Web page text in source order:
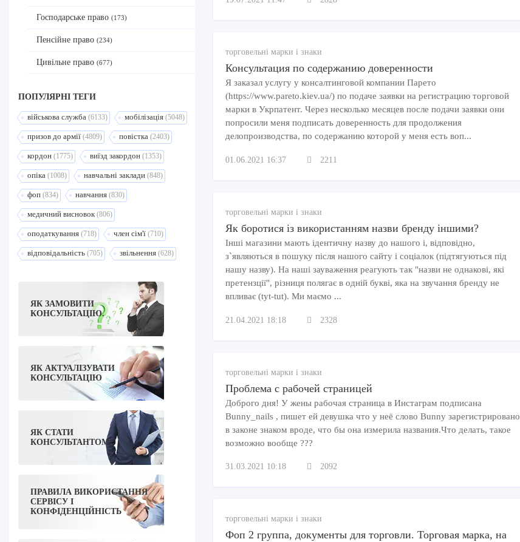
Господарське право (173)
Пенсійне право (234)
Цивільне право (677)
ПОПУЛЯРНI ТЕГИ
військова служба (6133) мобілізація (5048)
призов до армії (4809) повістка (2403)
кордон (1775) виїзд закордон (1353)
опіка (1008) навчальні заклади (848)
фоп (834) навчання (830)
медичний висновок(806)
оподаткування (718) член сім'ї (710)
відповідальність (705) звільнення (628)
ЯК ЗАМОВИТИ
КОНСУЛЬТАЦІЮ.
ЯК АКТУАЛІЗУВАТИ
КОНСУЛЬТАЦІЮ
ЯК СТАТИ
КОНСУЛЬТАНТОМ
ПРАВИЛА ВИКОРИСТАННЯ
СЕРВІСУ І
КОНФІДЕНЦІЙНІСТЬ
торговельні марки і знаки
Консультация по содержанию доверенности
Я заказал услугу у консалтинговой компании Парето
(https://www.pareto.kiev.ua/) по подаче заявки на регистрацию торговой
марки в Укрпатент. Через несколько месяцев после подачи заявки они
попросили меня подписать доверенность для продолжения
делопроизводства, по содержанию которой у меня есть воп...
01.06.2021 16:37 2211
торговельні марки і знаки
Як боротися із використанням назви бренду іншими?
Інші магазини мають ідентичну назву до нашого і, відповідно,
з`являються в пошуку після нашого сайту і соціалок (підтягуються під
нашу назву). На наші зауваження реагують так "назви не однакові, які
претензції", різниця полягає в одній букві, яка на звучання бренду не
впливає (tyt-tut). Ми маємо ...
21.04.2021 18:18 2328
торговельні марки і знаки
Проблема с рабочей страницей
Доброго дня! У жены рабочая страница в Инстаграм подписана
Bunny_nails , пишет ей девушка что у неё слово Bunny зарегистрировано
в законе знаком вроде, что бы она измерила названия.Что делать, такое
возможно вообще ???
31.03.2021 10:18 2092
торговельні марки і знаки
Фоп 2 группа, документы для торговли. Торговая марка, на